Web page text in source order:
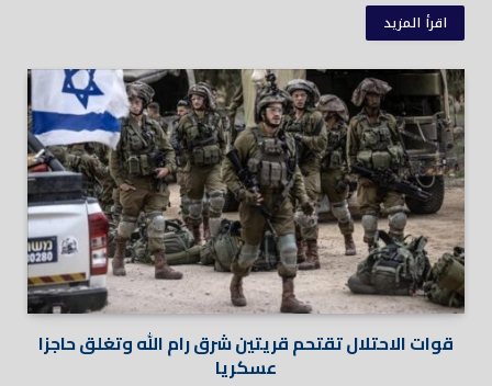
اقرأ المزيد
قوات الاحتلال تقتحم قريتين شرق رام الله وتغلق حاجزا
عسكريا